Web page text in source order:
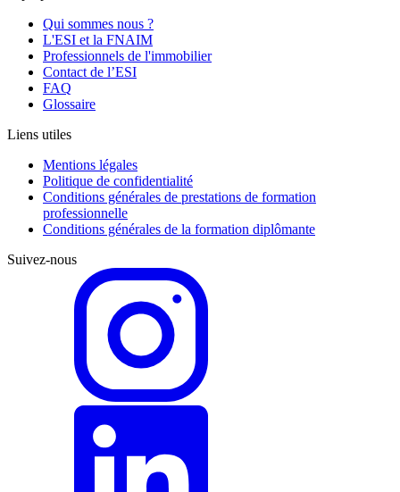
Qui sommes nous ?
L'ESI et la FNAIM
Professionnels de l'immobilier
Contact de l’ESI
FAQ
Glossaire
Liens utiles
Mentions légales
Politique de confidentialité
Conditions générales de prestations de formation
professionnelle
Conditions générales de la formation diplômante
Suivez-nous